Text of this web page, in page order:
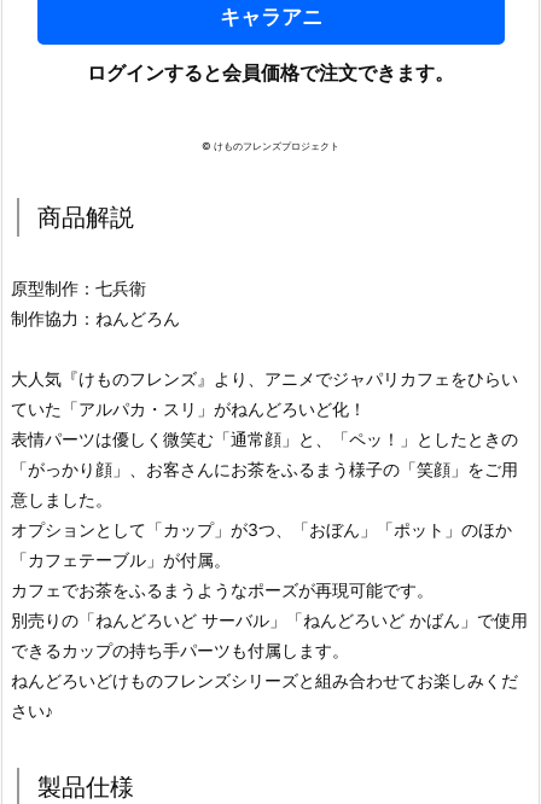
キャラアニ
ログインすると会員価格で注文できます。
© けものフレンズプロジェクト
商品解説
原型制作：七兵衛
制作協力：ねんどろん
大人気『けものフレンズ』より、アニメでジャパリカフェをひらい
ていた「アルパカ・スリ」がねんどろいど化！
表情パーツは優しく微笑む「通常顔」と、「ペッ！」としたときの
「がっかり顔」、お客さんにお茶をふるまう様子の「笑顔」をご用
意しました。
オプションとして「カップ」が3つ、「おぼん」「ポット」のほか
「カフェテーブル」が付属。
カフェでお茶をふるまうようなポーズが再現可能です。
別売りの「ねんどろいど サーバル」「ねんどろいど かばん」で使用
できるカップの持ち手パーツも付属します。
ねんどろいどけものフレンズシリーズと組み合わせてお楽しみくだ
さい♪
製品仕様